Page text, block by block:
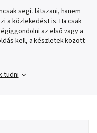
segít látszani, hanem
a közlekedést is. Ha csak
az első vagy a
kell, a készletek között
tudni